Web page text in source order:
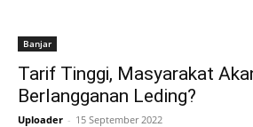
Banjar
Tarif Tinggi, Masyarakat
Berlangganan Leding?
Uploader - 15 September 2022